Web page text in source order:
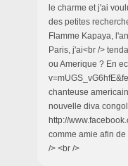
le charme et j'ai
des petites
Flamme Kapaya,
Paris, j'ai<br />
ou Amerique ? En
chanteuse
nouvelle diva
http://
comme amie afin
/> <br />